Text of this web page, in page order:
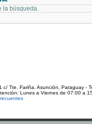
la búsqueda.
c/ Tte. Fariña. Asunción, Paraguay -
Lunes a Viernes de 07:00 a